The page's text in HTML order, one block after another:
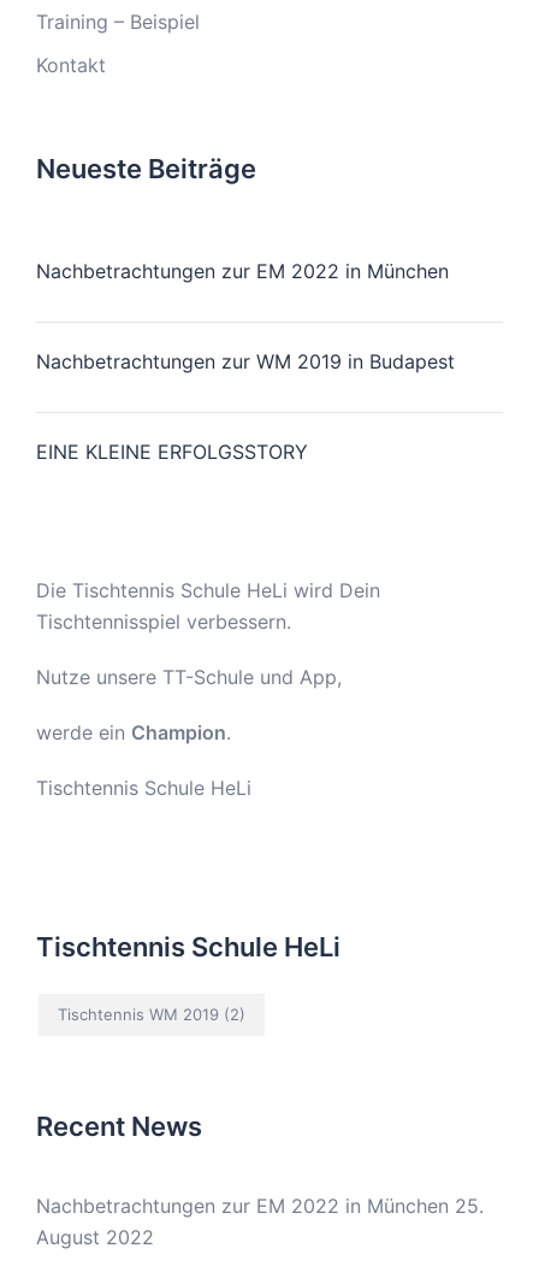
Training – Beispiel
Kontakt
Neueste Beiträge
Nachbetrachtungen zur EM 2022 in München
Nachbetrachtungen zur WM 2019 in Budapest
EINE KLEINE ERFOLGSSTORY
Die Tischtennis Schule HeLi wird Dein
Tischtennisspiel verbessern.
Nutze unsere TT-Schule und App,
werde ein Champion.
Tischtennis Schule HeLi
Tischtennis Schule HeLi
Tischtennis WM 2019 (2)
Recent News
Nachbetrachtungen zur EM 2022 in München 25.
August 2022